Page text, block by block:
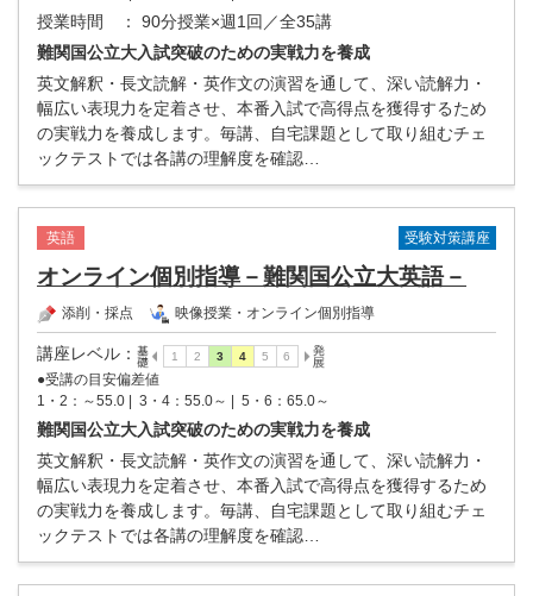
授業時間
： 90分授業×週1回／全35講
難関国公立大入試突破のための実戦力を養成
英文解釈・長文読解・英作文の演習を通して、深い読解力・
幅広い表現力を定着させ、本番入試で高得点を獲得するため
の実戦力を養成します。毎講、自宅課題として取り組むチェ
ックテストでは各講の理解度を確認…
英語 受験対策講座
オンライン個別指導－難関国公立大英語－
添削・採点 映像授業・オンライン個別指導
講座レベル ：
●受講の目安偏差値
1・2：～55.0 |
3・4：55.0～ | 5・6：65.0～
難関国公立大入試突破のための実戦力を養成
英文解釈・長文読解・英作文の演習を通して、深い読解力・
幅広い表現力を定着させ、本番入試で高得点を獲得するため
の実戦力を養成します。毎講、自宅課題として取り組むチェ
ックテストでは各講の理解度を確認…